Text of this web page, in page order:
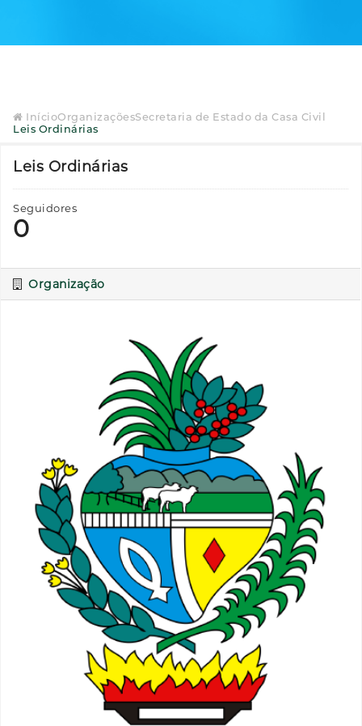
InícioOrganizaçõesSecretaria de Estado da Casa Civil
Leis Ordinárias
Leis Ordinárias
Seguidores
0
Organização